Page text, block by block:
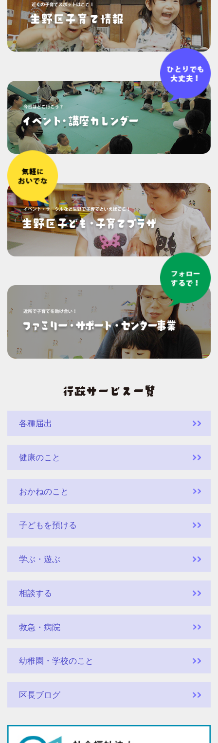
各種届出
健康のこと
おかねのこと
子どもを預ける
学ぶ・遊ぶ
相談する
救急・病院
幼稚園・学校のこと
区長ブログ